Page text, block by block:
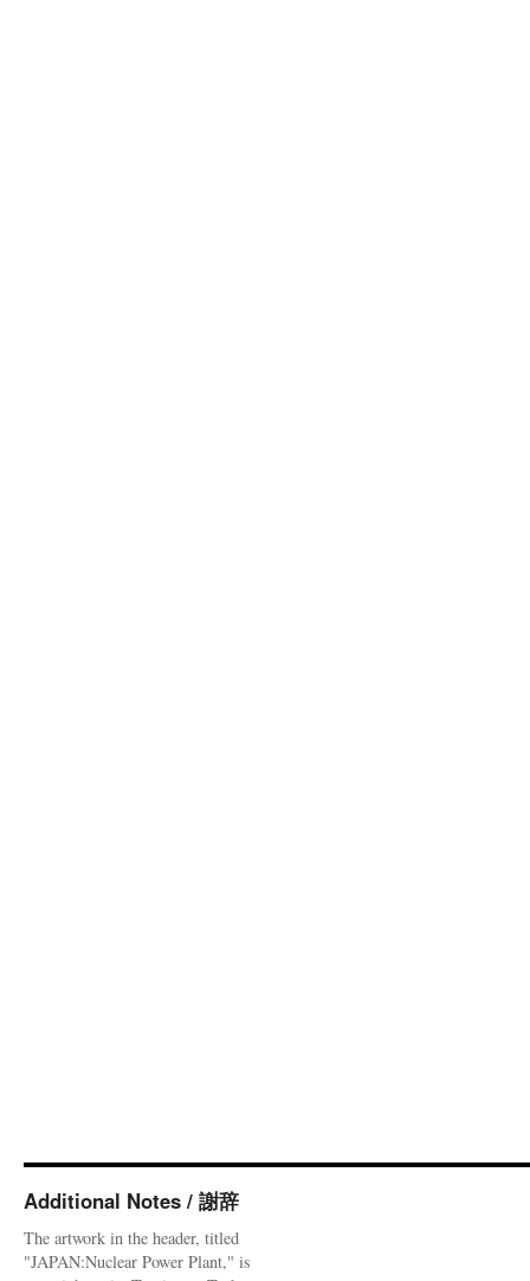
Additional Notes / 謝辞
The artwork in the header, titled
"JAPAN:Nuclear Power Plant," is